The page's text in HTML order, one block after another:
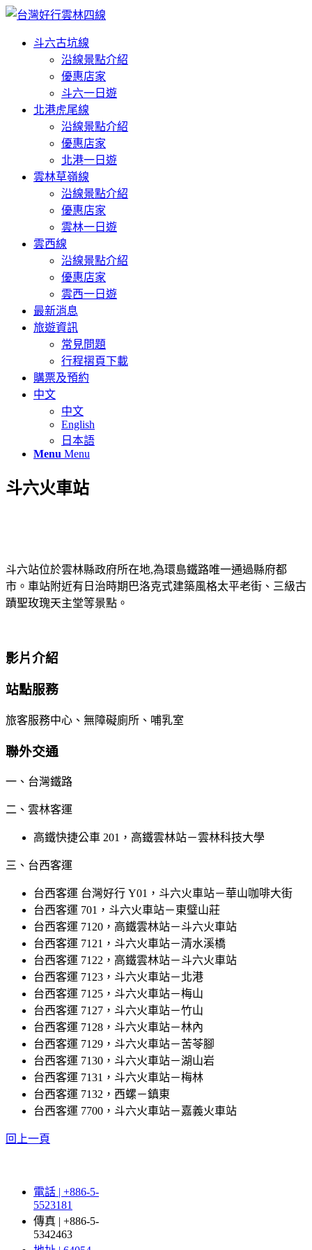
斗六古坑線
沿線景點介紹
優惠店家
斗六一日遊
北港虎尾線
沿線景點介紹
優惠店家
北港一日遊
雲林草嶺線
沿線景點介紹
優惠店家
雲林一日遊
雲西線
沿線景點介紹
優惠店家
雲西一日遊
最新消息
旅遊資訊
常見問題
行程摺頁下載
購票及預約
中文
中文
English
日本語
Menu Menu
斗六火車站
斗六站位於雲林縣政府所在地,為環島鐵路唯一通過縣府都
市。車站附近有日治時期巴洛克式建築風格太平老街、三級古
蹟聖玫瑰天主堂等景點。
影片介紹
站點服務
旅客服務中心、無障礙廁所、哺乳室
聯外交通
一、台灣鐵路
二、雲林客運
高鐵快捷公車 201，高鐵雲林站－雲林科技大學
三、台西客運
台西客運 台灣好行 Y01，斗六火車站－華山咖啡大街
台西客運 701，斗六火車站－東璧山莊
台西客運 7120，高鐵雲林站－斗六火車站
台西客運 7121，斗六火車站－清水溪橋
台西客運 7122，高鐵雲林站－斗六火車站
台西客運 7123，斗六火車站－北港
台西客運 7125，斗六火車站－梅山
台西客運 7127，斗六火車站－竹山
台西客運 7128，斗六火車站－林內
台西客運 7129，斗六火車站－苦苓腳
台西客運 7130，斗六火車站－湖山岩
台西客運 7131，斗六火車站－梅林
台西客運 7132，西螺－鎮東
台西客運 7700，斗六火車站－嘉義火車站
回上一頁
電話 | +886-5-
5523181
傳真 | +886-5-
5342463